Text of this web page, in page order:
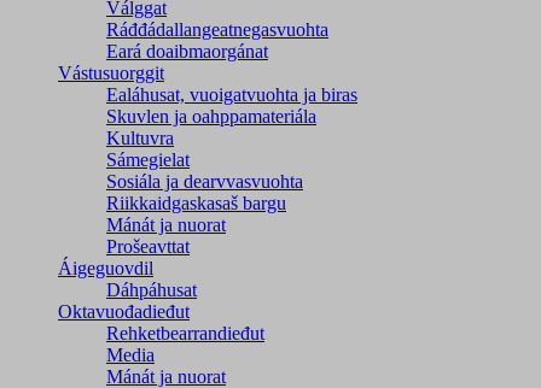
Válggat
Ráđđádallangeatnegas­vuohta
Eará doaibmaorgánat
Vástusuorggit
Ealáhusat, vuoigatvuohta ja biras
Skuvlen ja oahppamateriála
Kultuvra
Sámegielat
Sosiála ja dearvvasvuohta
Riikkaidgaskasaš bargu
Mánát ja nuorat
Prošeavttat
Áigeguovdil
Dáhpáhusat
Oktavuođadieđut
Rehketbearrandieđut
Media
Mánát ja nuorat